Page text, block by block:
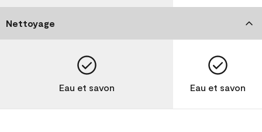
Nettoyage
Eau et savon Eau et savon